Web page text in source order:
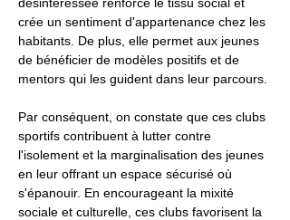
crée un sentiment d'appartenance chez les
habitants. De plus, elle permet aux jeunes
de bénéficier de modèles positifs et de
mentors qui les guident dans leur parcours.
Par conséquent, on constate que ces clubs
sportifs contribuent à lutter contre
l'isolement et la marginalisation des jeunes
en leur offrant un espace sécurisé où
s'épanouir. En encourageant la mixité
sociale et culturelle, ces clubs favorisent la